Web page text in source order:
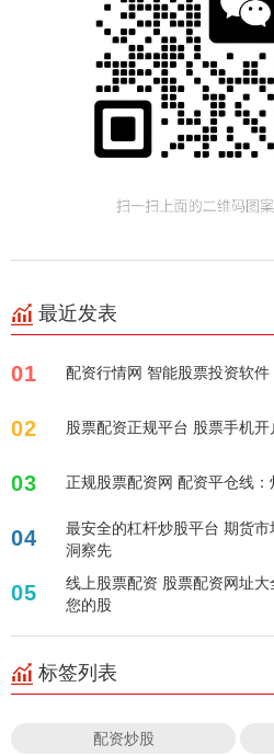
最近发表
01 配资行情网 智能股票投资软
02 股票配资正规平台 股票手机
03 正规股票配资网 配资平仓线
04
最安全的杠杆炒股平台 期货
洞察先
05
线上股票配资 股票配资网址
您的股
标签列表
配资炒股